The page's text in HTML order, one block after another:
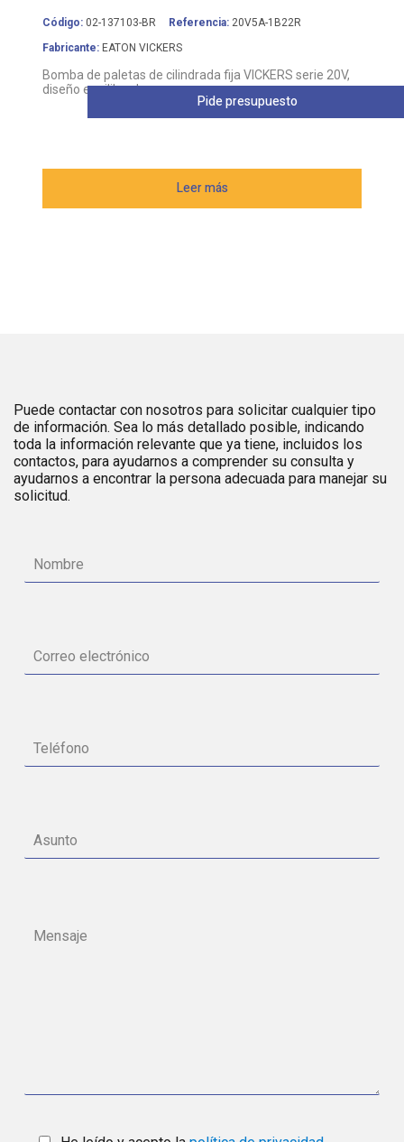
Código: 02-137103-BR Referencia: 20V5A-1B22R
Fabricante: EATON VICKERS
Bomba de paletas de cilindrada fija VICKERS serie 20V,
diseño equilibrado
Leer más
Pide presupuesto
Puede contactar con nosotros para solicitar cualquier tipo
de información. Sea lo más detallado posible, indicando
toda la información relevante que ya tiene, incluidos los
contactos, para ayudarnos a comprender su consulta y
ayudarnos a encontrar la persona adecuada para manejar su
solicitud.